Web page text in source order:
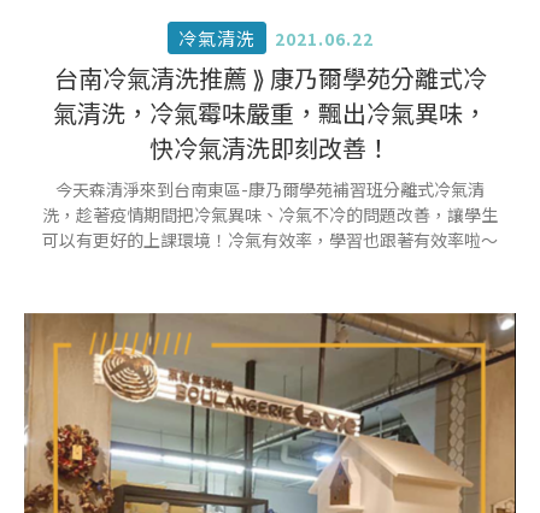
冷氣清洗 2021.06.22
台南冷氣清洗推薦 ⟫ 康乃爾學苑分離式冷
氣清洗，冷氣霉味嚴重，飄出冷氣異味，
快冷氣清洗即刻改善！
今天森清淨來到台南東區-康乃爾學苑補習班分離式冷氣清
洗，趁著疫情期間把冷氣異味、冷氣不冷的問題改善，讓學生
可以有更好的上課環境！冷氣有效率，學習也跟著有效率啦～